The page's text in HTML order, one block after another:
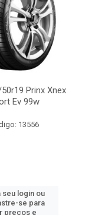
Prinx Xnex
Ev 99w
13556
seu login ou
se para
preços e